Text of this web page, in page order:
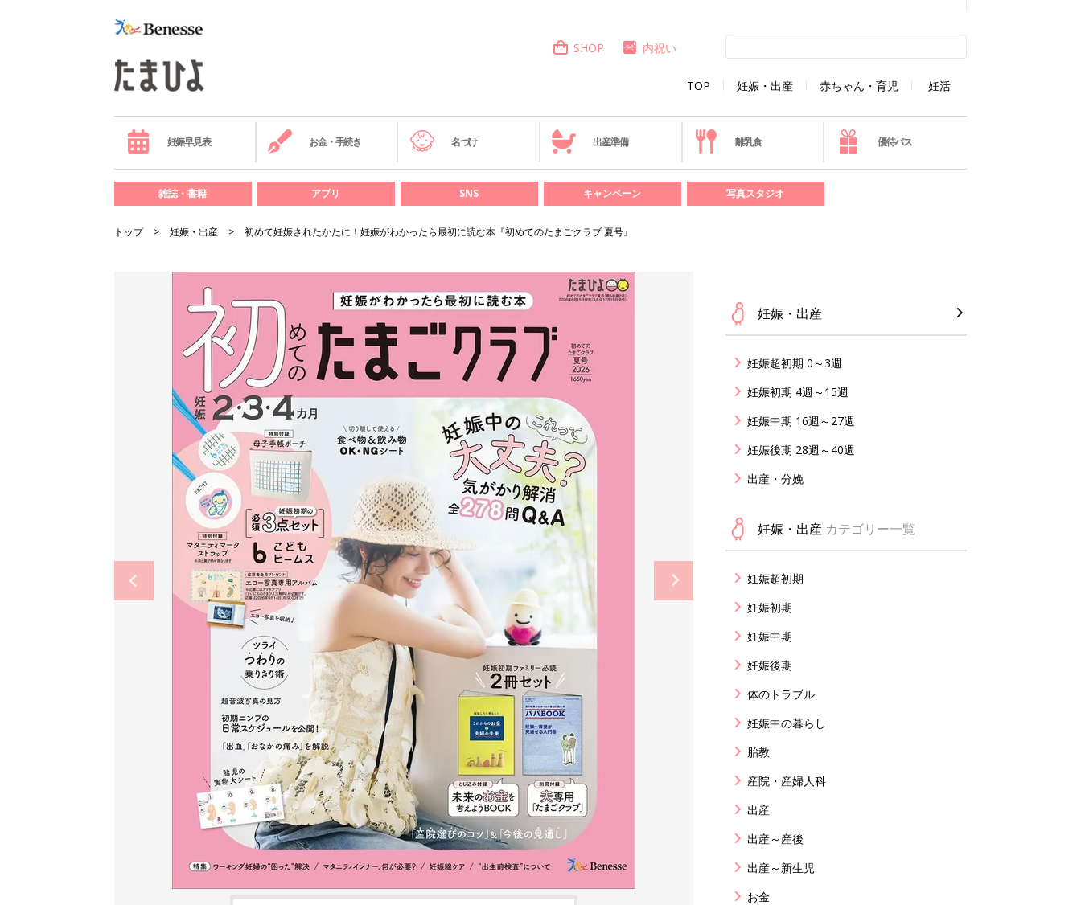
TOP 妊娠・出産 赤ちゃん・育児 妊活
SHOP 内祝い
妊娠早見表 お金・手続き 名づけ 出産準備 離乳食 優待パス
雑誌・書籍 アプリ SNS キャンペーン 写真スタジオ
トップ 妊娠・出産 初めて妊娠されたかたに！妊娠がわかったら最初に読む本『初めてのたまごクラブ 夏号』
妊娠・出産
妊娠超初期 0～3週
妊娠初期 4週～15週
妊娠中期 16週～27週
妊娠後期 28週～40週
出産・分娩
妊娠・出産 カテゴリー一覧
妊娠超初期
妊娠初期
妊娠中期
妊娠後期
体のトラブル
妊娠中の暮らし
胎教
産院・産婦人科
出産
出産～産後
出産～新生児
お金